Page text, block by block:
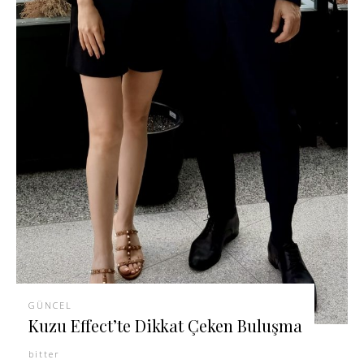
GÜNCEL
Kuzu Effect’te Dikkat Çeken Buluşma
bitter